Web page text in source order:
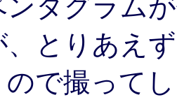
タグラム
、とりあえ
で撮って